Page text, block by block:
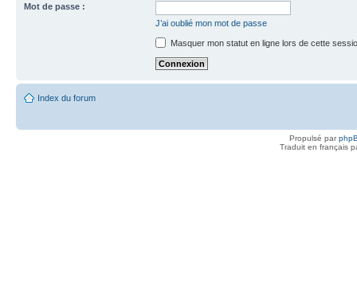
Mot de passe :
J’ai oublié mon mot de passe
Masquer mon statut en ligne lors de cette
Index du forum
Propulsé par
Traduit en français